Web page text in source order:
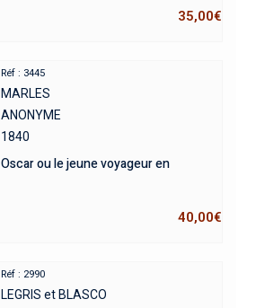
35,00€
Réf : 3445
MARLES
ANONYME
1840
Oscar ou le jeune voyageur en
40,00€
Réf : 2990
LEGRIS et BLASCO